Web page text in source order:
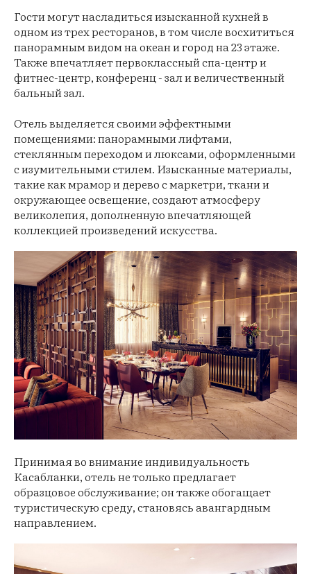
Гости могут насладиться изысканной кухней в
одном из трех ресторанов, в том числе восхититься
панорамным видом на океан и город на 23 этаже.
Также впечатляет первоклассный спа-центр и
фитнес-центр, конференц - зал и величественный
бальный зал.
Отель выделяется своими эффектными
помещениями: панорамными лифтами,
стеклянным переходом и люксами, оформленными
с изумительными стилем. Изысканные материалы,
такие как мрамор и дерево с маркетри, ткани и
окружающее освещение, создают атмосферу
великолепия, дополненную впечатляющей
коллекцией произведений искусства.
Принимая во внимание индивидуальность
Касабланки, отель не только предлагает
образцовое обслуживание; он также обогащает
туристическую среду, становясь авангардным
направлением.